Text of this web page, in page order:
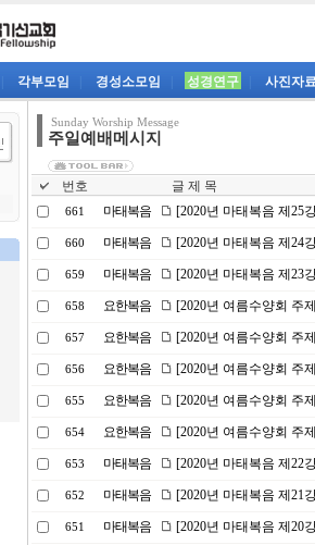
각부모임 경성소모임 성경연구 사진자
Sunday Worship Message
주일예배메시지
번호 글 제 목
661 마태복음 [2020년 마태복음 제25
660 마태복음 [2020년 마태복음 제24
659 마태복음 [2020년 마태복음 제23
658 요한복음 [2020년 여름수양회 주
657 요한복음 [2020년 여름수양회 주
656 요한복음 [2020년 여름수양회 주
655 요한복음 [2020년 여름수양회 주
654 요한복음 [2020년 여름수양회 주
653 마태복음 [2020년 마태복음 제22
652 마태복음 [2020년 마태복음 제21
651 마태복음 [2020년 마태복음 제20